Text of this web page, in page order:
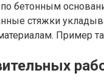
бетонным
стяжки
Пример